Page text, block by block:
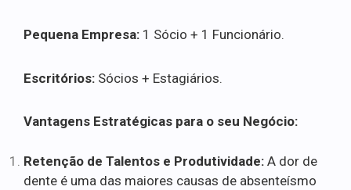
Pequena Empresa: 1 Sócio + 1 Funcionário.
Escritórios: Sócios + Estagiários.
Vantagens Estratégicas para o seu Negócio:
Retenção de Talentos e Produtividade: A dor de
dente é uma das maiores causas de absenteísmo